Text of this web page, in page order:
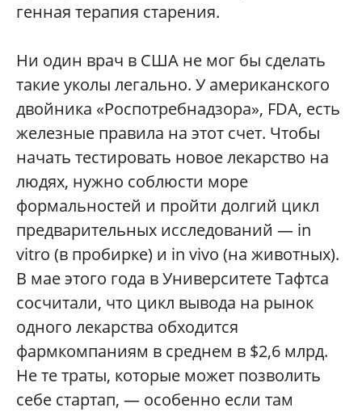
генная терапия старения.
Ни один врач в США не мог бы сделать
такие уколы легально. У американского
двойника «Роспотребнадзора», FDA, есть
железные правила на этот счет. Чтобы
начать тестировать новое лекарство на
людях, нужно соблюсти море
формальностей и пройти долгий цикл
предварительных исследований — in
vitro (в пробирке) и in vivo (на животных).
В мае этого года в Университете Тафтса
сосчитали, что цикл вывода на рынок
одного лекарства обходится
фармкомпаниям в среднем в $2,6 млрд.
Не те траты, которые может позволить
себе стартап, — особенно если там